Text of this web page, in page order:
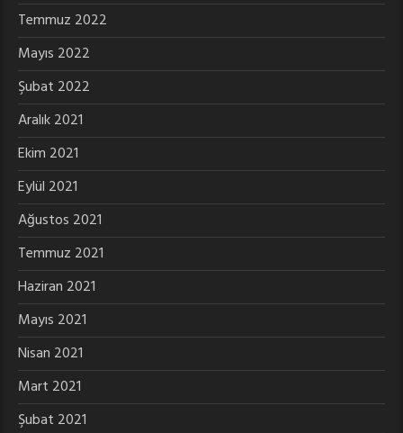
Temmuz 2022
Mayıs 2022
Şubat 2022
Aralık 2021
Ekim 2021
Eylül 2021
Ağustos 2021
Temmuz 2021
Haziran 2021
Mayıs 2021
Nisan 2021
Mart 2021
Şubat 2021